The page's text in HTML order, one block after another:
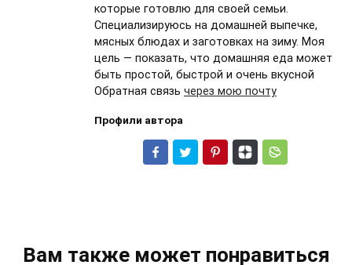
которые готовлю для своей семьи.
Специализируюсь на домашней выпечке,
мясных блюдах и заготовках на зиму. Моя
цель — показать, что домашняя еда может
быть простой, быстрой и очень вкусной
Обратная связь через мою почту
Профили автора
Вам также может понравиться